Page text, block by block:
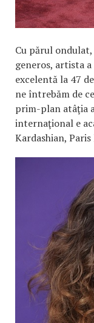
Cu părul
generos, artista
excelentă la 47
ne întrebăm de
prim-plan atâţia
internaţional e
Kardashian,